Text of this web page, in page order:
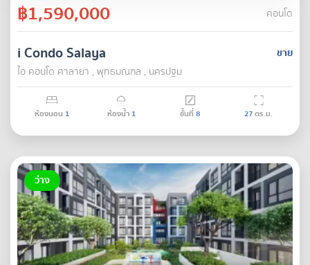
฿1,590,000 คอนโด
ขาย
i Condo Salaya
ไอ คอนโด ศาลายา , พุทธมณฑล , นครปฐม
ห้องนอน 1 ห้องน้ำ 1 ชั้นที่8 27ตร.ม.
ว่าง